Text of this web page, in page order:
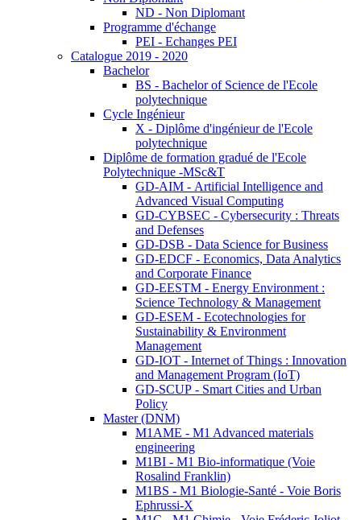
ND - Non Diplomant
Programme d'échange
PEI - Echanges PEI
Catalogue 2019 - 2020
Bachelor
BS - Bachelor of Science de l'Ecole
polytechnique
Cycle Ingénieur
X - Diplôme d'ingénieur de l'Ecole
polytechnique
Diplôme de formation gradué de l'Ecole
Polytechnique -MSc&T
GD-AIM - Artificial Intelligence and
Advanced Visual Computing
GD-CYBSEC - Cybersecurity : Threats
and Defenses
GD-DSB - Data Science for Business
GD-EDCF - Economics, Data Analytics
and Corporate Finance
GD-EESTM - Energy Environment :
Science Technology & Management
GD-ESEM - Ecotechnologies for
Sustainability & Environment
Management
GD-IOT - Internet of Things : Innovation
and Management Program (IoT)
GD-SCUP - Smart Cities and Urban
Policy
Master (DNM)
M1AME - M1 Advanced materials
engineering
M1BI - M1 Bio-informatique (Voie
Rosalind Franklin)
M1BS - M1 Biologie-Santé - Voie Boris
Ephrussi-X